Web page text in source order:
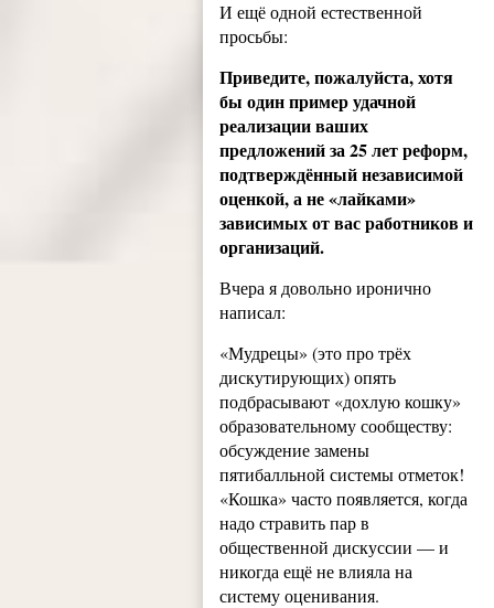
И ещё одной естественной
просьбы:
Приведите, пожалуйста, хотя
бы один пример удачной
реализации ваших
предложений за 25 лет реформ,
подтверждённый независимой
оценкой, а не «лайками»
зависимых от вас работников и
организаций.
Вчера я довольно иронично
написал:
«Мудрецы» (это про трёх
дискутирующих) опять
подбрасывают «дохлую кошку»
образовательному сообществу:
обсуждение замены
пятибалльной системы отметок!
«Кошка» часто появляется, когда
надо стравить пар в
общественной дискуссии — и
никогда ещё не влияла на
систему оценивания.